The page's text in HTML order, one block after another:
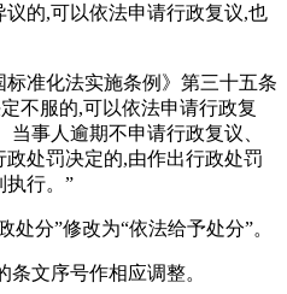
的,可以依法申请行政复议,也
准化法实施条例》第三十五条
不服的,可以依法申请行政复
事人逾期不申请行政复议、
处罚决定的,由作出行政处罚
执行。”
处分”修改为“依法给予处分”。
文序号作相应调整。